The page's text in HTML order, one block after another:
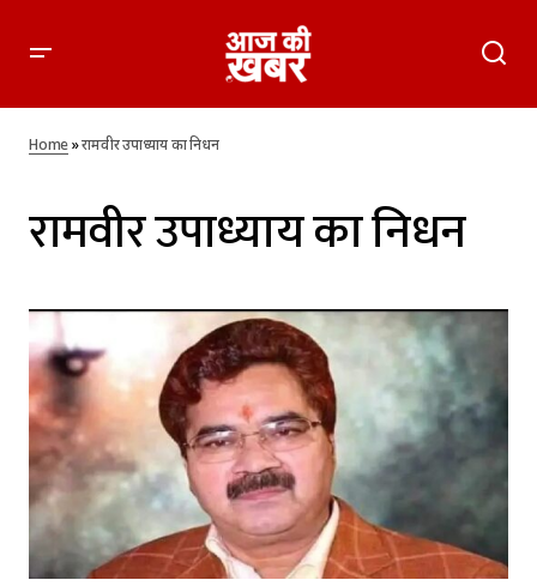
Home»रामवीर उपाध्याय का निधन
रामवीर उपाध्याय का निधन